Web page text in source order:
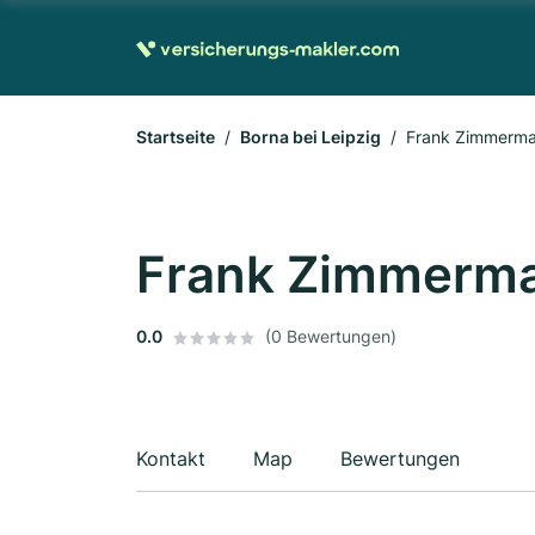
Startseite Borna bei Leipzig Frank
Frank
0.0 (0 Bewertungen)
Kontakt Map Bewertungen